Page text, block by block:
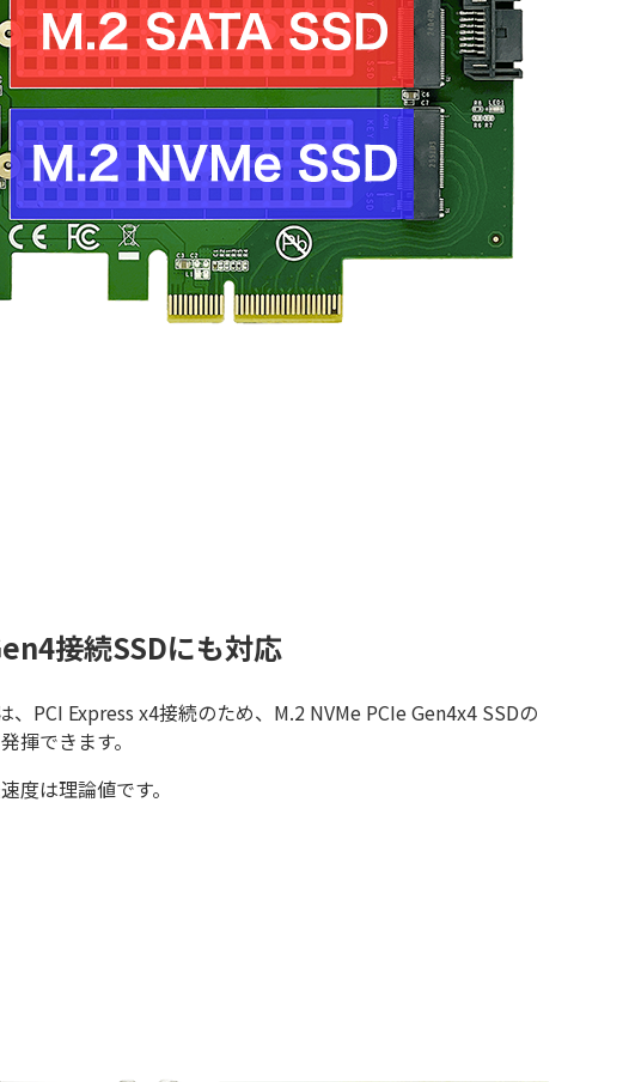
接続SSDにも対応
、PCI Express x4接続のため、M.2 NVMe PCIe Gen4x4 SSDの
揮できます。
度は理論値です。